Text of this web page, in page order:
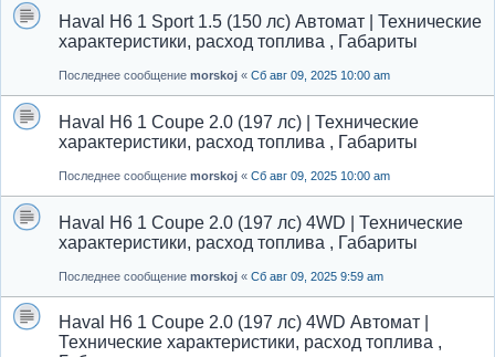
Haval H6 1 Sport 1.5 (150 лс) Автомат | Технические
характеристики, расход топлива , Габариты
Последнее сообщение morskoj « Сб авг 09, 2025 10:00 am
Haval H6 1 Coupe 2.0 (197 лс) | Технические
характеристики, расход топлива , Габариты
Последнее сообщение morskoj « Сб авг 09, 2025 10:00 am
Haval H6 1 Coupe 2.0 (197 лс) 4WD | Технические
характеристики, расход топлива , Габариты
Последнее сообщение morskoj « Сб авг 09, 2025 9:59 am
Haval H6 1 Coupe 2.0 (197 лс) 4WD Автомат |
Технические характеристики, расход топлива ,